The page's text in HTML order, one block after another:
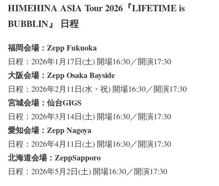
HIMEHINA ASIA Tour 2026『LIFETIME is
BUBBLIN』 日程
福岡会場：Zepp Fukuoka
日程：2026年1月17日(土) 開場16:30／開演17:30
大阪会場：Zepp Osaka Bayside
日程：2026年2月11日(水・祝) 開場16:30／開演17:30
宮城会場：仙台GIGS
日程：2026年3月14日(土) 開場16:30／開演17:30
愛知会場：Zepp Nagoya
日程：2026年4月11日(土) 開場16:30／開演17:30
北海道会場：ZeppSapporo
日程：2026年5月2日(土) 開場16:30／開演17:30